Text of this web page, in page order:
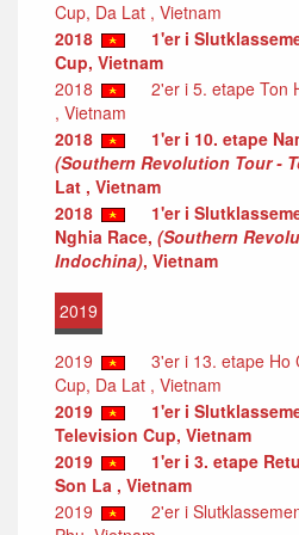
Cup, Da Lat , Vietnam
2018
1'er i
Cup, Vietnam
2018
2'er i 5. etape Ton
, Vietnam
2018
1'er i 10. etape
(Southern Revolution Tour -
Lat , Vietnam
2018
1'er i
Nghia Race, (Southern
Indochina), Vietnam
2019
2019
3'er i 13. etape Ho
Cup, Da Lat , Vietnam
2019
1'er i
Television Cup, Vietnam
2019
1'er i 3. etape
Son La , Vietnam
2019
2'er i